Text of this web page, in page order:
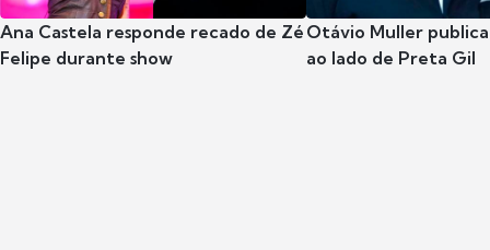
Ana Castela responde recado de Zé
Felipe durante show
Otávio Muller
ao lado de Preta Gil